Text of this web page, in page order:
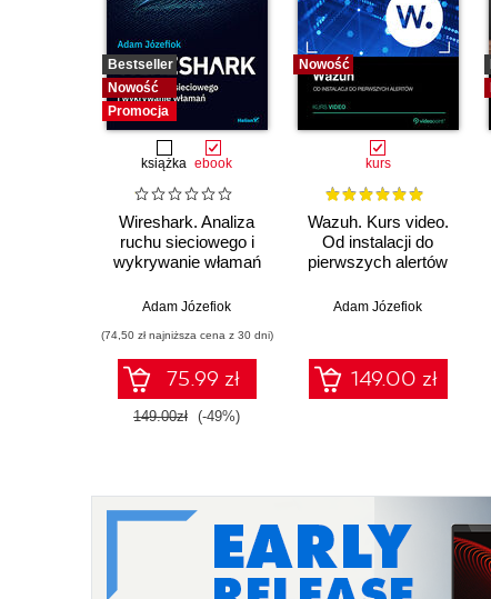
Bestseller
Nowość
Promocja
książka ebook
Wireshark. Analiza
ruchu sieciowego i
wykrywanie włamań
Adam Józefiok
(74,50 zł najniższa cena z 30 dni)
75.99 zł
149.00zł (-49%)
Nowość
kurs
Wazuh. Kurs video.
Od instalacji do
pierwszych alertów
Adam Józefiok
149.00 zł